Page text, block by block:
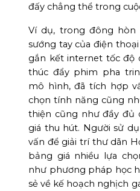
đấy chẳng thể trong
Ví dụ, trong đông hòn
sướng tay của điện
gắn kết internet tốc độ
thúc đẩy phim pha
mô hình, đã tích hợp
chọn tính năng cũng
thiện cũng như đầy đủ
giá thu hút. Người sử
vấn để giải trí thư dãn
bảng giá nhiều lựa
như phương pháp học
sẻ về kế hoạch nghịch